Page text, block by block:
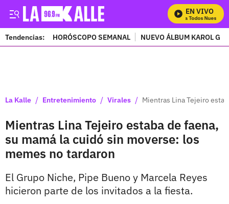
EN VIVO
Mira Todos Nuestros
Tendencias: HORÓSCOPO SEMANAL NUEVO ÁLBUM KAROL G
La Kalle / Entretenimiento / Virales / Mientras Lina Tejeiro
Mientras Lina Tejeiro estaba de faena,
su mamá la cuidó sin moverse: los
memes no tardaron
El Grupo Niche, Pipe Bueno y Marcela Reyes
hicieron parte de los invitados a la fiesta.